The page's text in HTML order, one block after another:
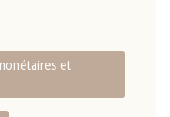
et